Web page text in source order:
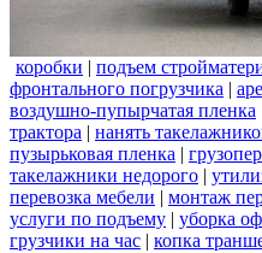
коробки | подъем
фронтального погрузчика |
воздушно-пупырчатая пленка
трактора | нанять
пузырьковая пленка |
такелажники недорого |
перевозка мебели | монтаж
услуги по подъему | уборка
грузчики на час | копка